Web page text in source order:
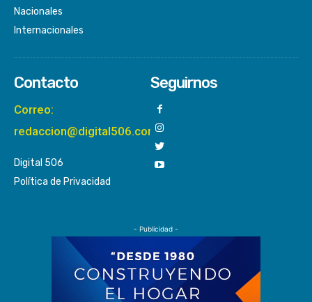
Nacionales
Internacionales
Contacto
Correo:
redaccion@digital506.com
Digital 506
Política de Privacidad
Seguirnos
- Publicidad -